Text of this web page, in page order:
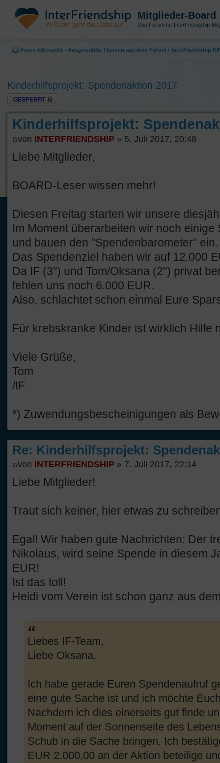
Mitglieder-Board
Das Forum für InterFriendship-
Foren-Übersicht ‹ Ausgewählte Themen aus dem Forum ‹ InterFriendship
Kinderhilfsprojekt: Spendenaktion 2017
Thema gesperrt
Kinderhilfsprojekt:
von INTERFRIENDSHIP » 5. Juli 2017, 20:48
Liebe Mitglieder,
BOARD-Leser wissen mehr!
Diesen Freitag starten wir unsere
Im Moment überarbeiten wir noch einige
und bauen den "Spendenbarometer" ein.
Das Spendenziel haben wir auf 12.000
Da IF (3") und Tom/Oksana (2") privat
fehlen uns noch 6.000 EUR.
Also, schlachtet schon einmal Eure
Für krebskranke Kinder ist wirklich Hilfe
Viele Grüße,
Tom
/IF
*) Zuwendungsbescheinigungen als
Re: Kinderhilfsprojekt:
von INTERFRIENDSHIP » 7. Juli 2017, 22:14
Liebe Mitglieder!
Traut sich keiner, hier etwas zu
Egal! Wir haben gute Nachrichten: Der
Nikolaus, wird seine Spende in diesem
EUR!
Ist das toll!
Heidi vom Verein ist schon ganz aus
Liebes IF-Team,
Liebe Oksana,
Ich habe gerade Euren Spendenaufruf
eine gute Sache ist und ich möchte
Nachdem ich dies einerseits gut finde
Moment auf der Sonnenseite des
Schub in die Sache bringen. Ich
EUR 2.000,00 an der Aktion beteilige